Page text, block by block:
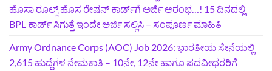
ಹೊಸಾ ರೂಲ್ಸ್ ಹೊಸ ರೇಷನ್ ಕಾರ್ಡ್‌ಗೆ ಅರ್ಜಿ ಆರಂಭ…! 15 ದಿನದಲ್ಲಿ
BPL ಕಾರ್ಡ್ ಸಿಗುತ್ತೆ ಇಂದೇ ಅರ್ಜಿ ಸಲ್ಲಿಸಿ – ಸಂಪೂರ್ಣ ಮಾಹಿತಿ
Army Ordnance Corps (AOC) Job 2026: ಭಾರತೀಯ ಸೇನೆಯಲ್ಲಿ
2,615 ಹುದ್ದೆಗಳ ನೇಮಕಾತಿ – 10ನೇ, 12ನೇ ಹಾಗೂ ಪದವೀಧರರಿಗೆ